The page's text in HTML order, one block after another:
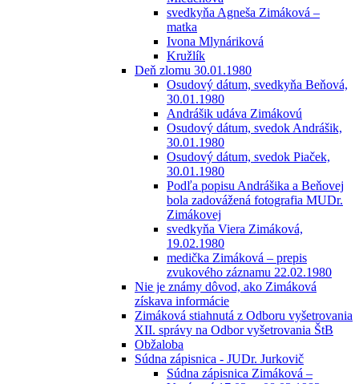
svedkyňa Agneša Zimáková –
matka
Ivona Mlynáriková
Kružlík
Deň zlomu 30.01.1980
Osudový dátum, svedkyňa Beňová,
30.01.1980
Andrášik udáva Zimákovú
Osudový dátum, svedok Andrášik,
30.01.1980
Osudový dátum, svedok Piaček,
30.01.1980
Podľa popisu Andrášika a Beňovej
bola zadovážená fotografia MUDr.
Zimákovej
svedkyňa Viera Zimáková,
19.02.1980
medička Zimáková – prepis
zvukového záznamu 22.02.1980
Nie je známy dôvod, ako Zimáková
získava informácie
Zimáková stiahnutá z Odboru vyšetrovania
XII. správy na Odbor vyšetrovania ŠtB
Obžaloba
Súdna zápisnica - JUDr. Jurkovič
Súdna zápisnica Zimáková –